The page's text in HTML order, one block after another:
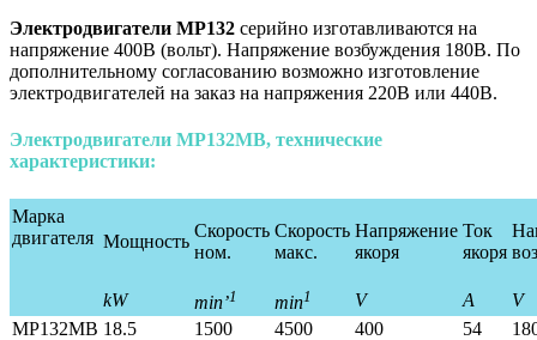
Электродвигатели МР132 серийно изготавливаются на
напряжение 400В (вольт). Напряжение возбуждения 180В. По
дополнительному согласованию возможно изготовление
электродвигателей на заказ на напряжения 220В или 440В.
Электродвигатели МР132MB, технические
характеристики:
Марка
двигателя Мощность
Скорость
ном.
Скорость
макс.
Напряжение
якоря
Ток
якоря
kW min’1 min1 V A
V
MP132MB 18.5 1500 4500 400 54